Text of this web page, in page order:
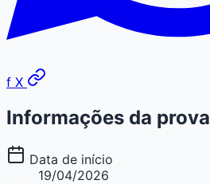
f X
Informações da prova
Data de início
19/04/2026